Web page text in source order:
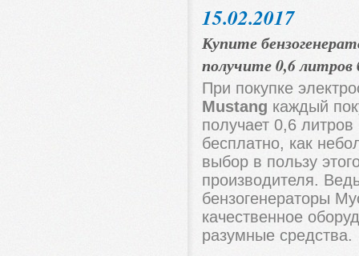
15.02.2017
Купите
получите 0,6
При покупке
Mustang каждый
получает 0,6
бесплатно, как
выбор в пользу
производителя.
бензогенераторы
качественное
разумные средства.